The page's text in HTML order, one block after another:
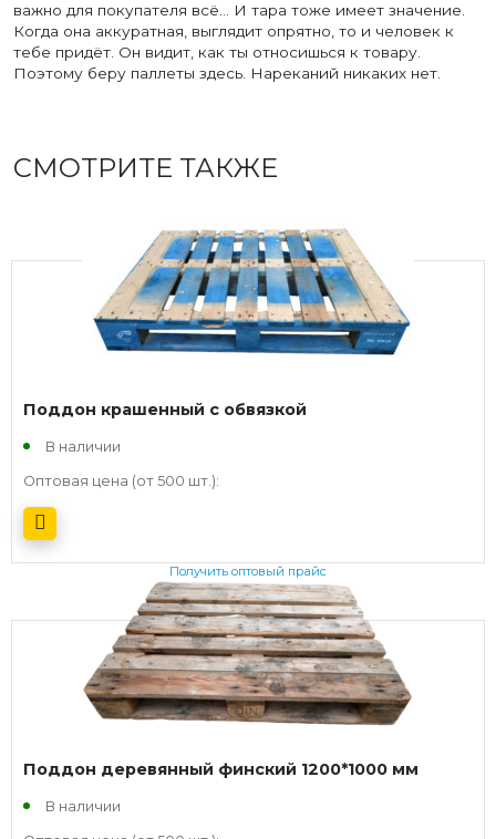
важно для покупателя всё… И тара тоже имеет значение.
Когда она аккуратная, выглядит опрятно, то и человек к
тебе придёт. Он видит, как ты относишься к товару.
Поэтому беру паллеты здесь. Нареканий никаких нет.
СМОТРИТЕ ТАКЖЕ
Поддон крашенный с обвязкой
В наличии
Оптовая цена (от 500 шт.):
Получить оптовый прайс
Поддон деревянный финский 1200*1000 мм
В наличии